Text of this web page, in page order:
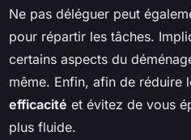
Ne pas déléguer peut
pour répartir les tâches.
certains aspects du
même. Enfin, afin de réduire
efficacité et évitez de vous
plus fluide.